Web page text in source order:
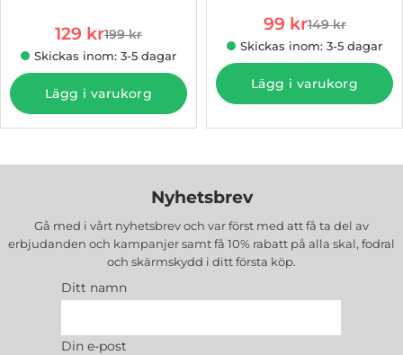
erbjuder inte bara snabb utan också säker laddning. Detta är en
idealisk lösning för dem som använder flera enheter dagligen.
Designad för intensiv användning
10 000+ anslutnings- och frånkopplingscykler och en lastkapacitet
rea pris
129 krtidigare pris
199 kr
Skickas inom: 3-5 dagar
Lägg i varukorg
rea pris
99 krtidigare pris
149 kr
Skickas inom: 3-5 dagar
Lägg i varukorg
Nyhetsbrev
Gå med i vårt nyhetsbrev och var först med att få ta del av
erbjudanden och kampanjer samt få 10% rabatt på alla skal, fodral
och skärmskydd i ditt första köp.
Ditt namn
Din e-post